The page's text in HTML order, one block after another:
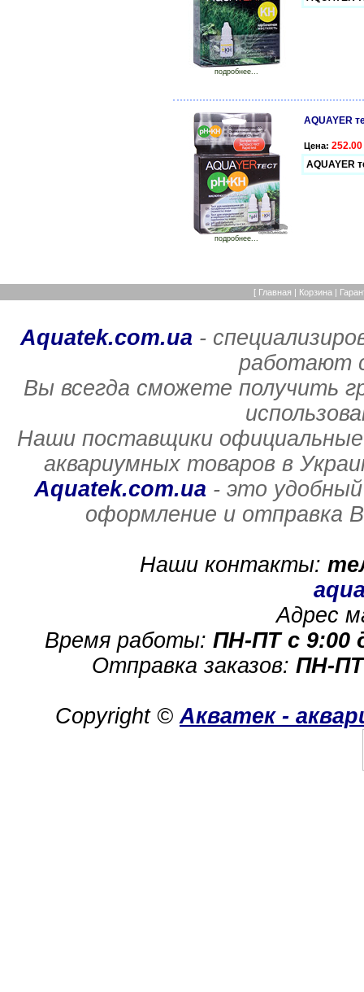
подробнее...
подробнее...
AQUAYER
Цена: 252.00
AQUAYER
[ Главная | Корзина |
Aquatek.com.ua-
работают
Вы всегда сможете получить
Наши поставщики
аквариумных товаров в
Aquatek.com.ua- это удобный
оформление и отправка
Наши контакты:
Адрес
Время работы: ПН-ПТ с 9:00
Отправка заказов: ПН-ПТ
Copyright ©Акватек -